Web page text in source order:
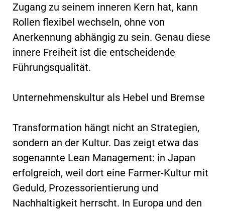
Zugang zu seinem inneren Kern hat, kann
Rollen flexibel wechseln, ohne von
Anerkennung abhängig zu sein. Genau diese
innere Freiheit ist die entscheidende
Führungsqualität.
Unternehmenskultur als Hebel und Bremse
Transformation hängt nicht an Strategien,
sondern an der Kultur. Das zeigt etwa das
sogenannte Lean Management: in Japan
erfolgreich, weil dort eine Farmer-Kultur mit
Geduld, Prozessorientierung und
Nachhaltigkeit herrscht. In Europa und den